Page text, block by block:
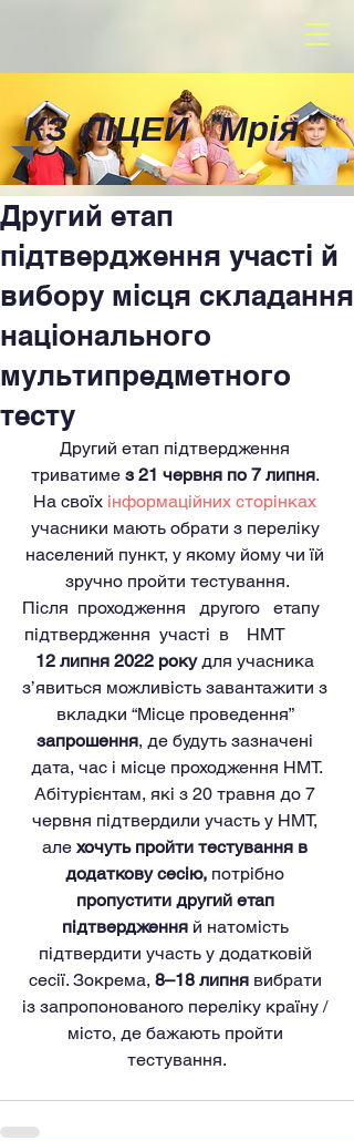
КЗ ЛІЦЕЙ"Мрія"
Другий етап
підтвердження участі й
вибору місця складання
національного
мультипредметного
тесту
Другий етап підтвердження
триватиме з 21 червня по 7 липня.
На своїх інформаційних сторінках
учасники мають обрати з переліку
населений пункт, у якому йому чи їй
зручно пройти тестування.
Після  проходження   другого   етапу
підтвердження  участі  в    НМТ
12 липня 2022 року для учасника
з’явиться можливість завантажити з
вкладки “Місце проведення”
запрошення, де будуть зазначені
дата, час і місце проходження НМТ.
Абітурієнтам, які з 20 травня до 7
червня підтвердили участь у НМТ,
але хочуть пройти тестування в
додаткову сесію, потрібно
пропустити другий етап
підтвердження й натомість
підтвердити участь у додатковій
сесії. Зокрема, 8–18 липня вибрати
із запропонованого переліку країну /
місто, де бажають пройти
тестування.